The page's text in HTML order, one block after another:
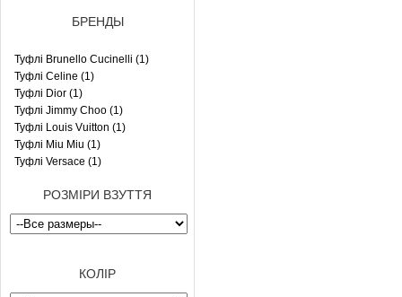
БРЕНДЫ
Туфлі Brunello Cucinelli (1)
Туфлі Celine (1)
Туфлі Dior (1)
Туфлі Jimmy Choo (1)
Туфлі Louis Vuitton (1)
Туфлі Miu Miu (1)
Туфлі Versace (1)
РОЗМІРИ ВЗУТТЯ
КОЛІР